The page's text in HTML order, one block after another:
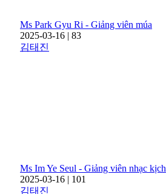
Ms Park Gyu Ri - Giảng viên múa
2025-03-16 | 83
김태진
Ms Im Ye Seul - Giảng viên nhạc kịch
2025-03-16 | 101
김태진